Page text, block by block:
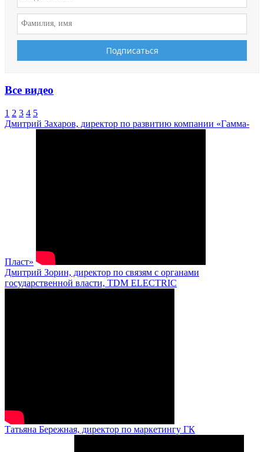
Все видео
1 2 3 4 5
Дмитрий Захаров, директор по развитию компании «Гамма-
Пласт»
Дмитрий Зорин, директор по связям с органами
государственной власти, TDM ELECTRIC
Татьяна Бережная, директор по маркетингу ГК